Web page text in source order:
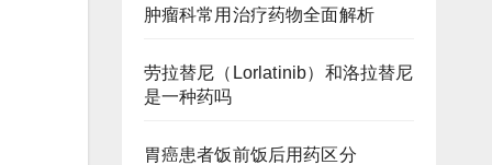
肿瘤科常用治疗药物全面解析
劳拉替尼（Lorlatinib）和洛拉替尼
是一种药吗
胃癌患者饭前饭后用药区分